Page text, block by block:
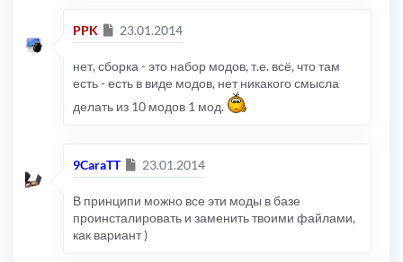
PPK Сообщение
23.01.2014
нет, сборка - это набор модов, т.е. всё, что там
есть - есть в виде модов, нет никакого смысла
делать из 10 модов 1 мод.
9CaraTT Сообщение
23.01.2014
В принципи можно все эти моды в базе
проинсталировать и заменить твоими файлами,
как вариант )